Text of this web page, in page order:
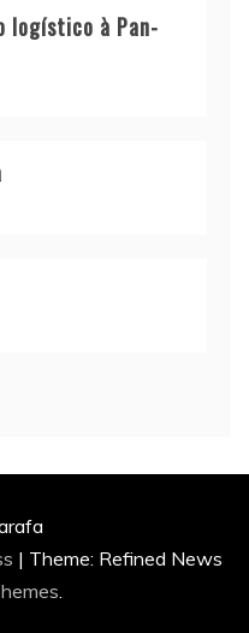
logístico à Pan-
| Theme: Refined News
.